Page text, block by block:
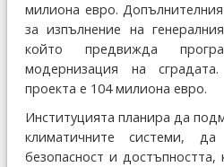
милиона евро.
за изпълнение на
който предвижда
модернизация на
проекта е 104 милиона евро.
Институцията планира да
климатичните системи,
безопасност и